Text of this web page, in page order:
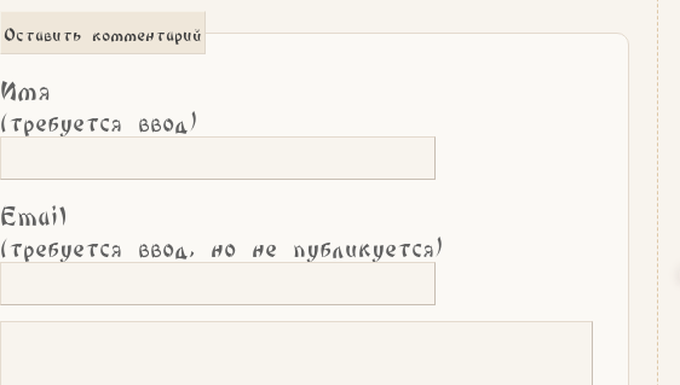
Оставить комментарий
Имя
(требуется ввод)
Email
(требуется ввод, но не публикуется)